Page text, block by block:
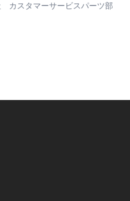
カスタマーサービスパーツ部